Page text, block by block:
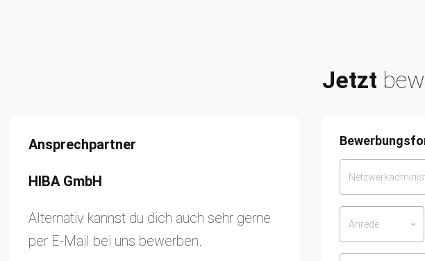
Jetzt
Ansprechpartner
HIBA GmbH
Alternativ kannst du dich auch sehr gerne
per E-Mail bei uns bewerben.
Anrede keyboard_arrow_down